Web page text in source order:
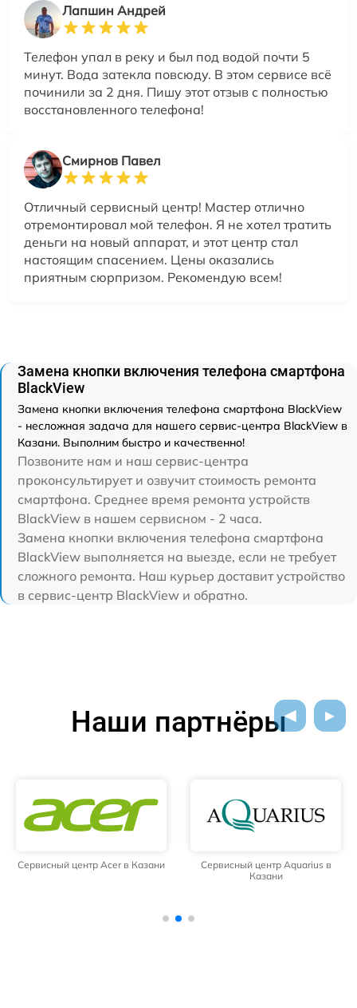
Лапшин Андрей
Телефон упал в реку и был под водой почти 5
минут. Вода затекла повсюду. В этом сервисе всё
починили за 2 дня. Пишу этот отзыв с полностью
восстановленного телефона!
Смирнов Павел
Отличный сервисный центр! Мастер отлично
отремонтировал мой телефон. Я не хотел тратить
деньги на новый аппарат, и этот центр стал
настоящим спасением. Цены оказались
приятным сюрпризом. Рекомендую всем!
Замена кнопки включения телефона смартфона
BlackView
Замена кнопки включения телефона смартфона BlackView
- несложная задача для нашего сервис-центра BlackView в
Казани. Выполним быстро и качественно!
Позвоните нам и наш сервис-центра
проконсультирует и озвучит стоимость ремонта
смартфона. Среднее время ремонта устройств
BlackView в нашем сервисном - 2 часа.
Замена кнопки включения телефона смартфона
BlackView выполняется на выезде, если не требует
сложного ремонта. Наш курьер доставит устройство
в сервис-центр BlackView и обратно.
Наши партнёры
Сервисный центр Acer в Казани
Сервисный центр Aquarius в
Казани